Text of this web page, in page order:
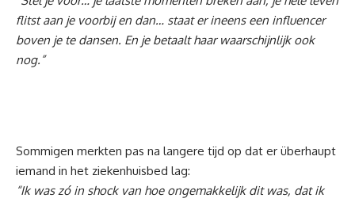
flitst aan je voorbij en dan… staat er ineens een influencer
boven je te dansen. En je betaalt haar waarschijnlijk ook
nog.”
Sommigen merkten pas na langere tijd op dat er überhaupt
iemand in het ziekenhuisbed lag:
“Ik was zó in shock van hoe ongemakkelijk dit was, dat ik